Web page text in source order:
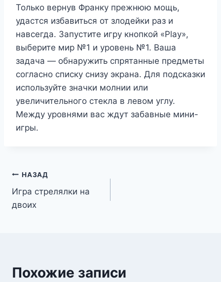
Только вернув Франку прежнюю мощь,
удастся избавиться от злодейки раз и
навсегда. Запустите игру кнопкой «Play»,
выберите мир №1 и уровень №1. Ваша
задача — обнаружить спрятанные предметы
согласно списку снизу экрана. Для подсказки
используйте значки молнии или
увеличительного стекла в левом углу.
Между уровнями вас ждут забавные мини-
игры.
Навигация
по
НАЗАД
Игра стрелялки на
двоих
Похожие записи